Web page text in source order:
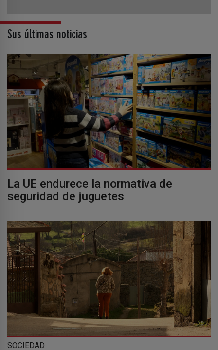
Sus últimas noticias
La UE endurece la normativa de
seguridad de juguetes
SOCIEDAD